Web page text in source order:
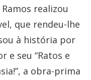
realizou
que rendeu-lhe
à história por
e seu “Ratos e
a obra-prima